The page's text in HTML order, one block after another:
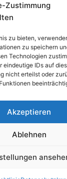
Zustimmung
zu bieten,
zu speichern
Technologien
eindeutige IDs auf
nicht erteilst oder
Akzeptieren
Ablehnen
Esselbach
Hauptstraße 8
09394 – 2213
– 8275
09394-995790
2026 Gemeinde
Datenschutz